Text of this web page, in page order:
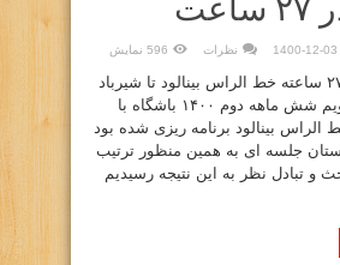
1400-12-03 نظرات 596 نمایش
گزارش پیمایش ۲۷ ساعته خط الراس بینالود تا شیرباد
این برنامه در تقویم شش ماهه دوم ۱۴۰۰ باشگاه با
الراس بینالود برنامه ریزی شده بود
جلسه ای به همین منظور ترتیب
و تبادل نظر به این نتیجه رسیدیم